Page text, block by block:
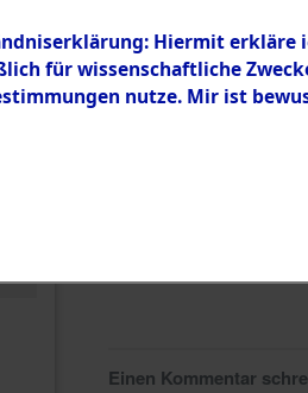
Einen Kommentar
Hiermit erkläre
für wissenschaftliche
nutze. Mir ist